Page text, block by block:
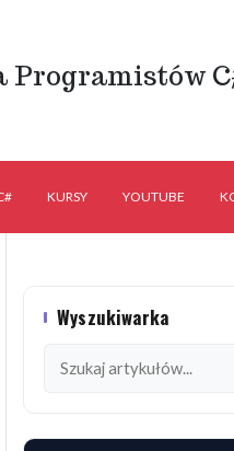
Programistów
KURSY YOUTUBE
Wyszukiwarka